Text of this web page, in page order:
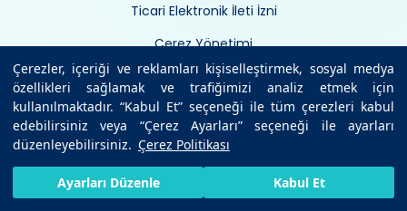
Çerezler, içeriği ve reklamları kişiselleştirmek, sosyal medya
özellikleri sağlamak ve trafiğimizi analiz etmek için
kullanılmaktadır. “Kabul Et” seçeneği ile tüm çerezleri kabul
edebilirsiniz veya “Çerez Ayarları” seçeneği ile ayarları
düzenleyebilirsiniz. Çerez Politikası
Ayarları Düzenle Kabul Et
Ticari Elektronik İleti İzni
Çerez Yönetimi
HIZLI RANDEVU AL BIZE ULAŞIN